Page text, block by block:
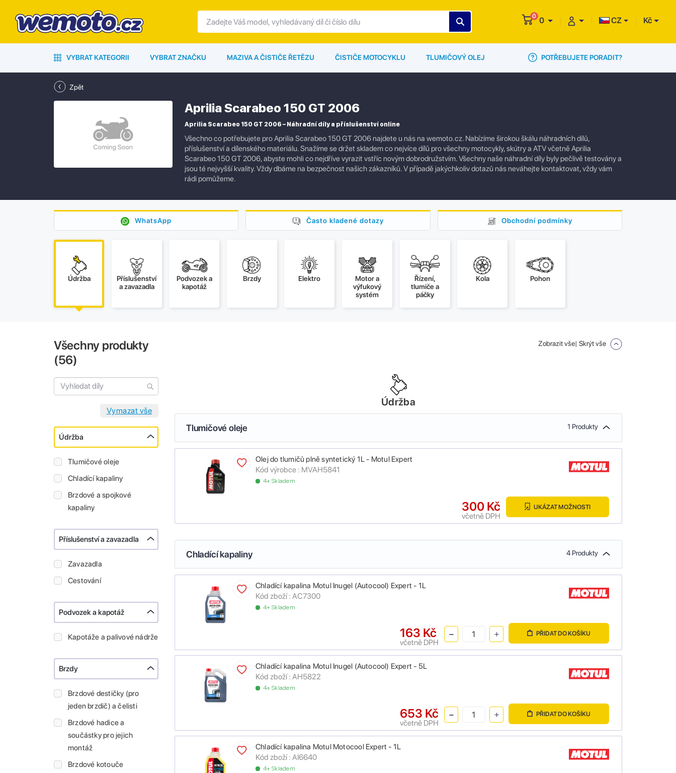
0 0 CZ Kč
VYBRAT KATEGORII VYBRAT ZNAČKU MAZIVA A ČISTIČE ŘETĚZU ČISTIČE MOTOCYKLU TLUMIČOVÝ OLEJ POTŘEBUJETE PORADIT?
Zpět
Aprilia Scarabeo 150 GT 2006
Aprilia Scarabeo 150 GT 2006 – Náhradní díly a příslušenství online
Všechno co potřebujete pro Aprilia Scarabeo 150 GT 2006 najdete u nás na wemoto.cz. Nabízíme širokou škálu náhradních dílů,
příslušenství a dílenského materiálu. Snažíme se držet skladem co nejvíce dílů pro všechny motocykly, skútry a ATV včetně Aprilia
Scarabeo 150 GT 2006, abyste mohli co nejdříve vyrazit vstříc novým dobrodružstvím. Všechny naše náhradní díly byly pečlivě testovány a
jsou té nejvyšší kvality. Vždy dbáme na bezpečnost našich zákazníků. V případě jakýchkoliv dotazů nás neváhejte kontaktovat, vždy vám
rádi pomůžeme.
WhatsApp Často kladené dotazy Obchodní podmínky
Údržba
Příslušenství
a zavazadla
Podvozek a
kapotáž
Brzdy Elektro
Motor a
výfukový
systém
Řízení,
tlumiče a
páčky
Kola Pohon
Všechny produkty
(56)
Údržba
Tlumičové oleje
Chladící kapaliny
Brzdové a spojkové
kapaliny
Příslušenství a zavazadla
Zavazadla
Cestování
Podvozek a kapotáž
Kapotáže a palivové nádrže
Brzdy
Brzdové destičky (pro
jeden brzdič) a čelisti
Brzdové hadice a
součástky pro jejich
montáž
Brzdové kotouče
Zobrazit vše| Skrýt vše
Údržba
Tlumičové oleje 1 Produkty
Olej do tlumičů plně syntetický 1L - Motul Expert
Kód výrobce : MVAH5841
4+ Skladem
300 Kč
včetně DPH
UKÁZAT MOŽNOSTI
Chladící kapaliny 4 Produkty
Chladící kapalina Motul Inugel (Autocool) Expert - 1L
Kód zboží : AC7300
4+ Skladem
163 Kč
včetně DPH
PŘIDAT DO KOŠÍKU
Chladící kapalina Motul Inugel (Autocool) Expert - 5L
Kód zboží : AH5822
4+ Skladem
653 Kč
včetně DPH
PŘIDAT DO KOŠÍKU
Chladící kapalina Motul Motocool Expert - 1L
Kód zboží : AI6640
4+ Skladem